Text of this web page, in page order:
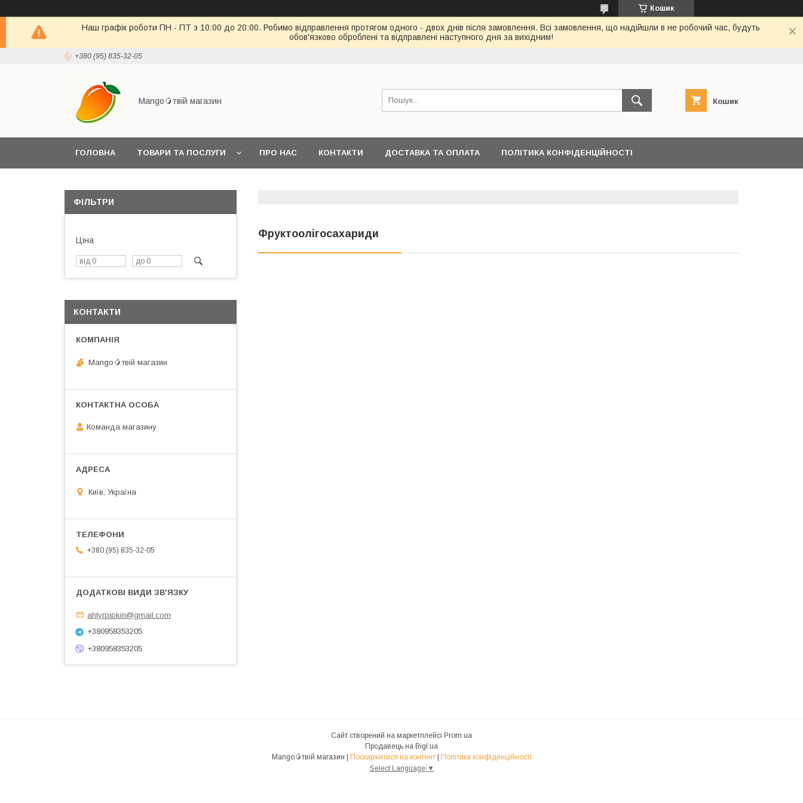
Кошик
Наш графік роботи ПН - ПТ з 10:00 до 20:00. Робимо відправлення протягом одного - двох днів після замовлення. Всі замовлення, що надійшли в не робочий час, будуть
обов'язково оброблені та відправлені наступного дня за вихідним!
+380 (95) 835-32-05
Mango🥭твій магазин Кошик
ГОЛОВНА ТОВАРИ ТА ПОСЛУГИ ПРО НАС КОНТАКТИ ДОСТАВКА ТА ОПЛАТА ПОЛІТИКА КОНФІДЕНЦІЙНОСТІ
Фруктоолігосахариди
ФІЛЬТРИ
Ціна
КОНТАКТИ
Mango🥭твій магазин
Команда магазину
Київ, Україна
+380 (95) 835-32-05
ahtyrpipkin@gmail.com
+380958353205
+380958353205
Сайт створений на маркетплейсі Prom.ua
Продавець на Bigl.ua
Поскаржитися на контент
Політика конфіденційності
Select Language ▼